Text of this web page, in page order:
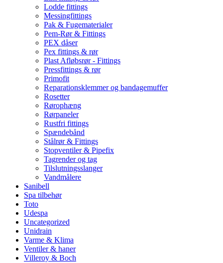
Lodde fittings
Messingfittings
Pak & Fugematerialer
Pem-Rør & Fittings
PEX dåser
Pex fittings & rør
Plast Afløbsrør - Fittings
Pressfittings & rør
Primofit
Reparationsklemmer og bandagemuffer
Rosetter
Rørophæng
Rørpaneler
Rustfri fittings
Spændebånd
Stålrør & Fittings
Stopventiler & Pipefix
Tagrender og tag
Tilslutningsslanger
Vandmålere
Sanibell
Spa tilbehør
Toto
Udespa
Uncategorized
Unidrain
Varme & Klima
Ventiler & haner
Villeroy & Boch